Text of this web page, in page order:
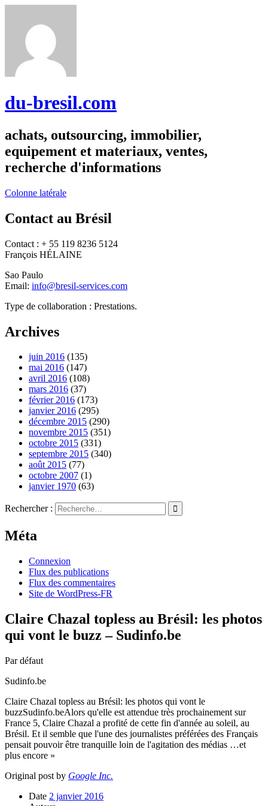
du-bresil.com
achats, outsourcing, immobilier,
equipement et materiaux, ventes,
recherche d'informations
Colonne latérale
Contact au Brésil
Contact : + 55 119 8236 5124
François HÉLAINE
Sao Paulo
Email: info@bresil-services.com
Type de collaboration : Prestations.
Archives
juin 2016 (135)
mai 2016 (147)
avril 2016 (108)
mars 2016 (37)
février 2016 (173)
janvier 2016 (295)
décembre 2015 (290)
novembre 2015 (351)
octobre 2015 (331)
septembre 2015 (340)
août 2015 (77)
octobre 2007 (1)
janvier 1970 (63)
Rechercher :
Méta
Connexion
Flux des publications
Flux des commentaires
Site de WordPress-FR
Claire Chazal topless au Brésil: les photos
qui vont le buzz – Sudinfo.be
Par défaut
Sudinfo.be
Claire Chazal topless au Brésil: les photos qui vont le
buzzSudinfo.beAlors qu'elle est attendue très prochainement sur
France 5, Claire Chazal a profité de cette fin d'année au soleil, au
Brésil. Et il semble que l'une des journalistes préférées des Français
pensait pouvoir être tranquille loin de l'agitation des médias …et
plus encore »
Original post by Google Inc.
Date 2 janvier 2016